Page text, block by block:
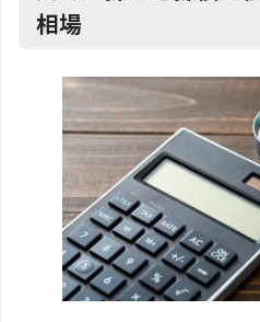
相場